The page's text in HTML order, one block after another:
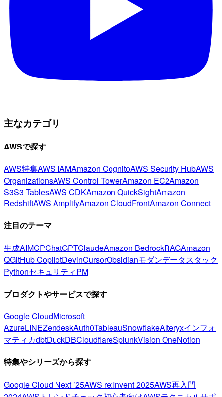
主なカテゴリ
AWSで探す
AWS特集AWS IAMAmazon CognitoAWS Security HubAWS
OrganizationsAWS Control TowerAmazon EC2Amazon
S3S3 TablesAWS CDKAmazon QuickSightAmazon
RedshiftAWS AmplifyAmazon CloudFrontAmazon Connect
注目のテーマ
生成AIMCPChatGPTClaudeAmazon BedrockRAGAmazon
QGitHub CopilotDevinCursorObsidianモダンデータスタック
PythonセキュリティPM
プロダクトやサービスで探す
Google CloudMicrosoft
AzureLINEZendeskAuth0TableauSnowflakeAlteryxインフォ
マティカdbtDuckDBCloudflareSplunkVision OneNotion
特集やシリーズから探す
Google Cloud Next ’25AWS re:Invent 2025AWS再入門